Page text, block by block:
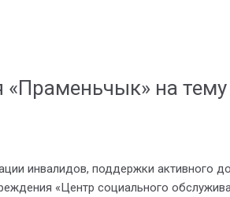
«Праменьчык» на
инвалидов, поддержки активного
«Центр социального